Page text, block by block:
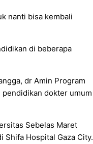
nanti bisa kembali
di beberapa
dr Amin Program
dokter umum
Sebelas Maret
Shifa Hospital Gaza City.